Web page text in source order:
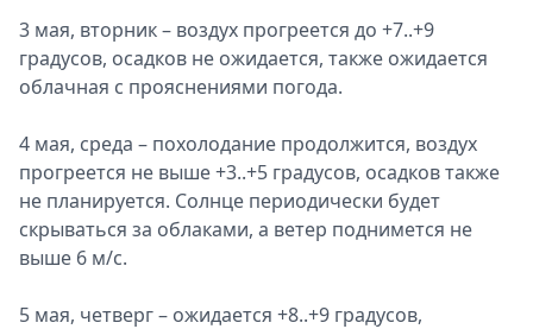
3 мая, вторник – воздух прогреется до +7..+9
градусов, осадков не ожидается, также ожидается
облачная с прояснениями погода.
4 мая, среда – похолодание продолжится, воздух
прогреется не выше +3..+5 градусов, осадков также
не планируется. Солнце периодически будет
скрываться за облаками, а ветер поднимется не
выше 6 м/с.
5 мая, четверг – ожидается +8..+9 градусов,